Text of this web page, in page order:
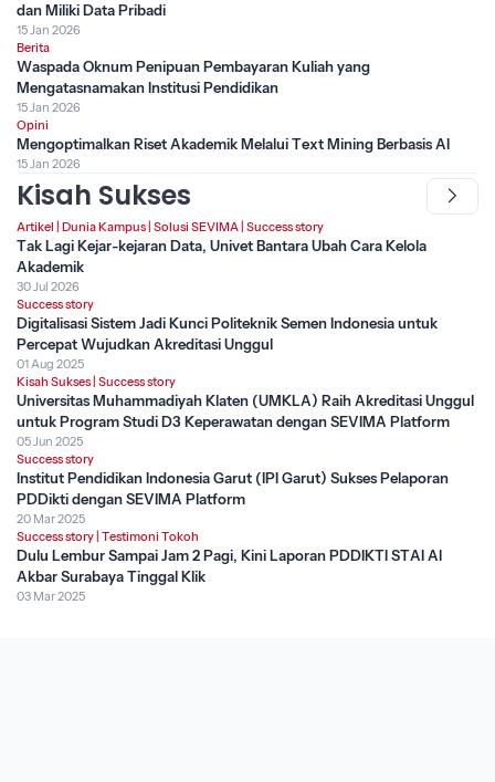
dan Miliki Data Pribadi
15 Jan 2026
Berita
Waspada Oknum Penipuan Pembayaran Kuliah yang
Mengatasnamakan Institusi Pendidikan
15 Jan 2026
Opini
Mengoptimalkan Riset Akademik Melalui Text Mining Berbasis AI
15 Jan 2026
Kisah Sukses
Artikel Dunia Kampus Solusi SEVIMA Success story
Tak Lagi Kejar-kejaran Data, Univet Bantara Ubah Cara Kelola
Akademik
30 Jul 2026
Success story
Digitalisasi Sistem Jadi Kunci Politeknik Semen Indonesia untuk
Percepat Wujudkan Akreditasi Unggul
01 Aug 2025
Kisah Sukses Success story
Universitas Muhammadiyah Klaten (UMKLA) Raih Akreditasi Unggul
untuk Program Studi D3 Keperawatan dengan SEVIMA Platform
05 Jun 2025
Success story
Institut Pendidikan Indonesia Garut (IPI Garut) Sukses Pelaporan
PDDikti dengan SEVIMA Platform
20 Mar 2025
Success story Testimoni Tokoh
Dulu Lembur Sampai Jam 2 Pagi, Kini Laporan PDDIKTI STAI Al
Akbar Surabaya Tinggal Klik
03 Mar 2025